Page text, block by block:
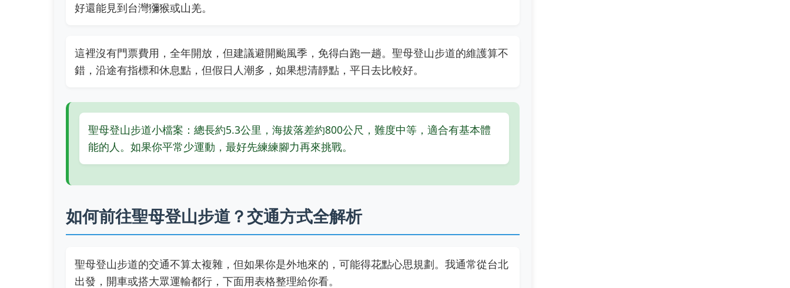
好還能見到台灣獼猴或山羌。
這裡沒有門票費用，全年開放，但建議避開颱風季，免得白跑一趟。聖母登山步道的維護算不
錯，沿途有指標和休息點，但假日人潮多，如果想清靜點，平日去比較好。
聖母登山步道小檔案：總長約5.3公里，海拔落差約800公尺，難度中等，適合有基本體
能的人。如果你平常少運動，最好先練練腳力再來挑戰。
如何前往聖母登山步道？交通方式全解析
聖母登山步道的交通不算太複雜，但如果你是外地來的，可能得花點心思規劃。我通常從台北
出發，開車或搭大眾運輸都行，下面用表格整理給你看。